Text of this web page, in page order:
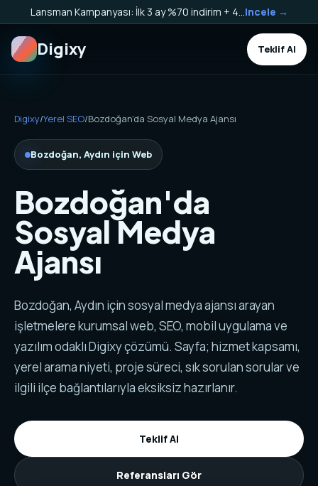
Incele →
Digixy Teklif Al
Digixy/Yerel SEO/Bozdoğan'da Sosyal Medya Ajansı
Bozdoğan, Aydın için Web
Bozdoğan'da
Sosyal Medya
Ajansı
Bozdoğan, Aydın için sosyal medya ajansı arayan
işletmelere kurumsal web, SEO, mobil uygulama ve
yazılım odaklı Digixy çözümü. Sayfa; hizmet kapsamı,
yerel arama niyeti, proje süreci, sık sorulan sorular ve
ilgili ilçe bağlantılarıyla eksiksiz hazırlanır.
Teklif Al
Referansları Gör